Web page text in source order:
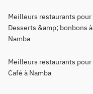
Meilleurs restaurants pour
Desserts &amp; bonbons à
Namba
Meilleurs restaurants pour
Café à Namba